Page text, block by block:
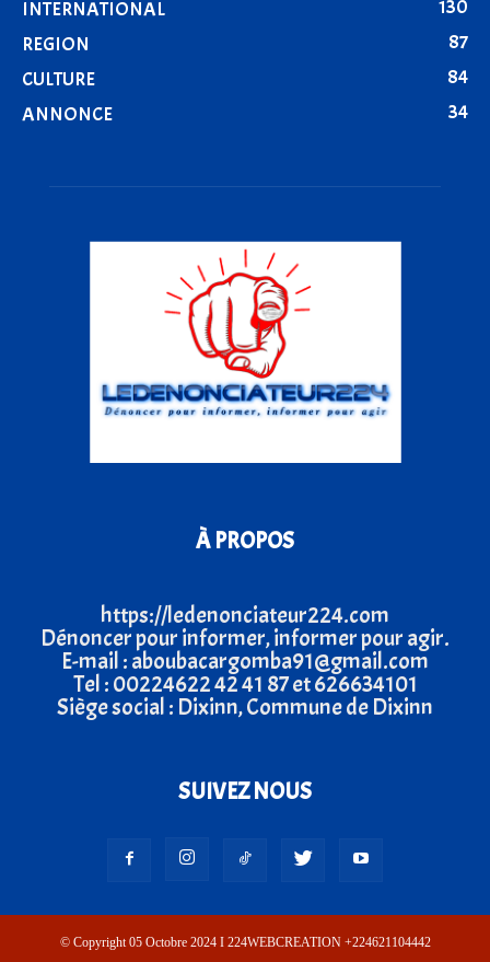
INTERNATIONAL
130
REGION
87
CULTURE
84
ANNONCE
34
À PROPOS
https://ledenonciateur224.com
Dénoncer pour informer, informer pour agir.
E-mail : aboubacargomba91@gmail.com
Tel : 00224622 42 41 87 et 626634101
Siège social : Dixinn, Commune de Dixinn
SUIVEZ NOUS
© Copyright 05 Octobre 2024 I 224WEBCREATION +224621104442